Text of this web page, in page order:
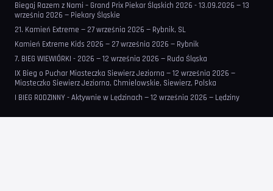
Biegaj Razem z Nami – Grand Prix Piekar Śląskich 2026 - 13.09.2026 — 13
września 2026 — Piekary Śląskie
21. Kamień Extreme — 27 września 2026 — Rybnik, SL
Kamień Extreme Kids 2026 — 27 września 2026 — Rybnik
7. BIEG WIEWIÓRKI - 2026 — 12 września 2026 — Ruda Śląska
IX Bieg o Puchar Miasteczka Siewierz Jeziorna — 12 września 2026 —
Miasteczko Siewierz Jeziorna, Chmielowskie, Siewierz, Polska
I BIEG RODZINNY - Aktywnie w Lędzinach — 12 września 2026 — Lędziny